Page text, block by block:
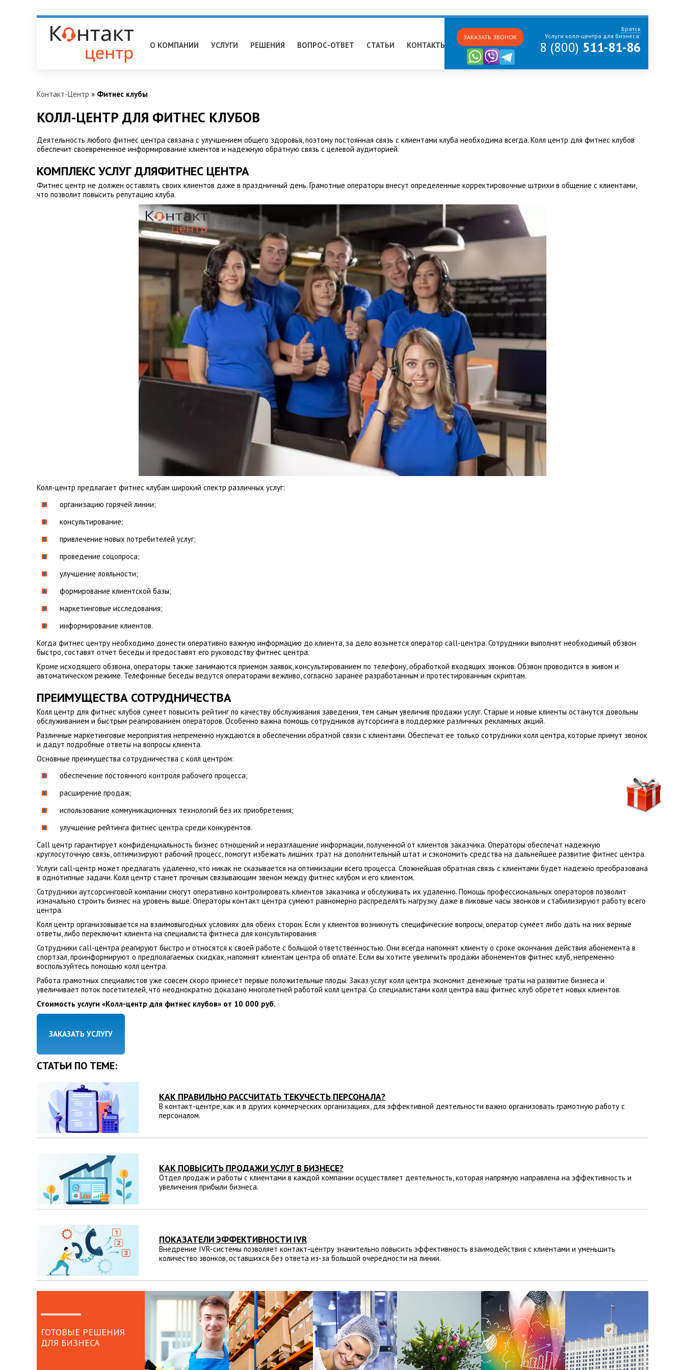
О КОМПАНИИ УСЛУГИ РЕШЕНИЯ ВОПРОС-ОТВЕТ СТАТЬИ КОНТАКТЫ
ЗАКАЗАТЬ ЗВОНОК
Братск
Услуги колл-центра для бизнеса:
8 (800) 511-81-86
Контакт-Центр » Фитнес клубы
КОЛЛ-ЦЕНТР ДЛЯ ФИТНЕС КЛУБОВ
Деятельность любого фитнес центра связана с улучшением общего здоровья, поэтому постоянная связь с клиентами клуба необходима всегда. Колл центр для фитнес клубов
обеспечит своевременное информирование клиентов и надежную обратную связь с целевой аудиторией.
КОМПЛЕКС УСЛУГ ДЛЯФИТНЕС ЦЕНТРА
Фитнес центр не должен оставлять своих клиентов даже в праздничный день. Грамотные операторы внесут определенные корректировочные штрихи в общение с клиентами,
что позволит повысить репутацию клуба.
Колл-центр предлагает фитнес клубам широкий спектр различных услуг:
организацию горячей линии;
консультирование;
привлечение новых потребителей услуг;
проведение соцопроса;
улучшение лояльности;
формирование клиентской базы;
маркетинговые исследования;
информирование клиентов.
Когда фитнес центру необходимо донести оперативно важную информацию до клиента, за дело возьмется оператор call-центра. Сотрудники выполнят необходимый обзвон
быстро, составят отчет беседы и предоставят его руководству фитнес центра.
Кроме исходящего обзвона, операторы также занимаются приемом заявок, консультированием по телефону, обработкой входящих звонков. Обзвон проводится в живом и
автоматическом режиме. Телефонные беседы ведутся операторами вежливо, согласно заранее разработанным и протестированным скриптам.
ПРЕИМУЩЕСТВА СОТРУДНИЧЕСТВА
Колл центр для фитнес клубов сумеет повысить рейтинг по качеству обслуживания заведения, тем самым увеличив продажи услуг. Старые и новые клиенты останутся довольны
обслуживанием и быстрым реагированием операторов. Особенно важна помощь сотрудников аутсорсинга в поддержке различных рекламных акций.
Различные маркетинговые мероприятия непременно нуждаются в обеспечении обратной связи с клиентами. Обеспечат ее только сотрудники колл центра, которые примут звонок
и дадут подробные ответы на вопросы клиента.
Основные преимущества сотрудничества с колл центром:
обеспечение постоянного контроля рабочего процесса;
расширение продаж;
использование коммуникационных технологий без их приобретения;
улучшение рейтинга фитнес центра среди конкурентов.
Сall центр гарантирует конфиденциальность бизнес отношений и неразглашение информации, полученной от клиентов заказчика. Операторы обеспечат надежную
круглосуточную связь, оптимизируют рабочий процесс, помогут избежать лишних трат на дополнительный штат и сэкономить средства на дальнейшее развитие фитнес центра.
Услуги call-центр может предлагать удаленно, что никак не сказывается на оптимизации всего процесса. Сложнейшая обратная связь с клиентами будет надежно преобразована
в однотипные задачи. Колл центр станет прочным связывающим звеном между фитнес клубом и его клиентом.
Сотрудники аутсорсинговой компании смогут оперативно контролировать клиентов заказчика и обслуживать их удаленно. Помощь профессиональных операторов позволит
изначально строить бизнес на уровень выше. Операторы контакт центра сумеют равномерно распределять нагрузку даже в пиковые часы звонков и стабилизируют работу всего
центра.
Колл центр организовывается на взаимовыгодных условиях для обеих сторон. Если у клиентов возникнуть специфические вопросы, оператор сумеет либо дать на них верные
ответы, либо переключит клиента на специалиста фитнеса для консультирования.
Сотрудники call-центра реагируют быстро и относятся к своей работе с большой ответственностью. Они всегда напомнят клиенту о сроке окончания действия абонемента в
спортзал, проинформируют о предполагаемых скидках, напомнят клиентам центра об оплате. Если вы хотите увеличить продажи абонементов фитнес клуб, непременно
воспользуйтесь помощью колл центра.
Работа грамотных специалистов уже совсем скоро принесет первые положительные плоды. Заказ услуг колл центра экономит денежные траты на развитие бизнеса и
увеличивает поток посетителей, что неоднократно доказано многолетней работой колл центра. Со специалистами колл центра ваш фитнес клуб обретет новых клиентов.
Стоимость услуги «Колл-центр для фитнес клубов» от 10 000 руб.
ЗАКАЗАТЬ УСЛУГУ
СТАТЬИ ПО ТЕМЕ:
КАК ПРАВИЛЬНО РАССЧИТАТЬ ТЕКУЧЕСТЬ ПЕРСОНАЛА?
В контакт-центре, как и в других коммерческих организациях, для эффективной деятельности важно организовать грамотную работу с
персоналом.
КАК ПОВЫСИТЬ ПРОДАЖИ УСЛУГ В БИЗНЕСЕ?
Отдел продаж и работы с клиентами в каждой компании осуществляет деятельность, которая напрямую направлена на эффективность и
увеличения прибыли бизнеса.
ПОКАЗАТЕЛИ ЭФФЕКТИВНОСТИ IVR
Внедрение IVR-системы позволяет контакт-центру значительно повысить эффективность взаимодействия с клиентами и уменьшить
количество звонков, оставшихся без ответа из-за большой очередности на линии.
ГОТОВЫЕ РЕШЕНИЯ
ДЛЯ БИЗНЕСА